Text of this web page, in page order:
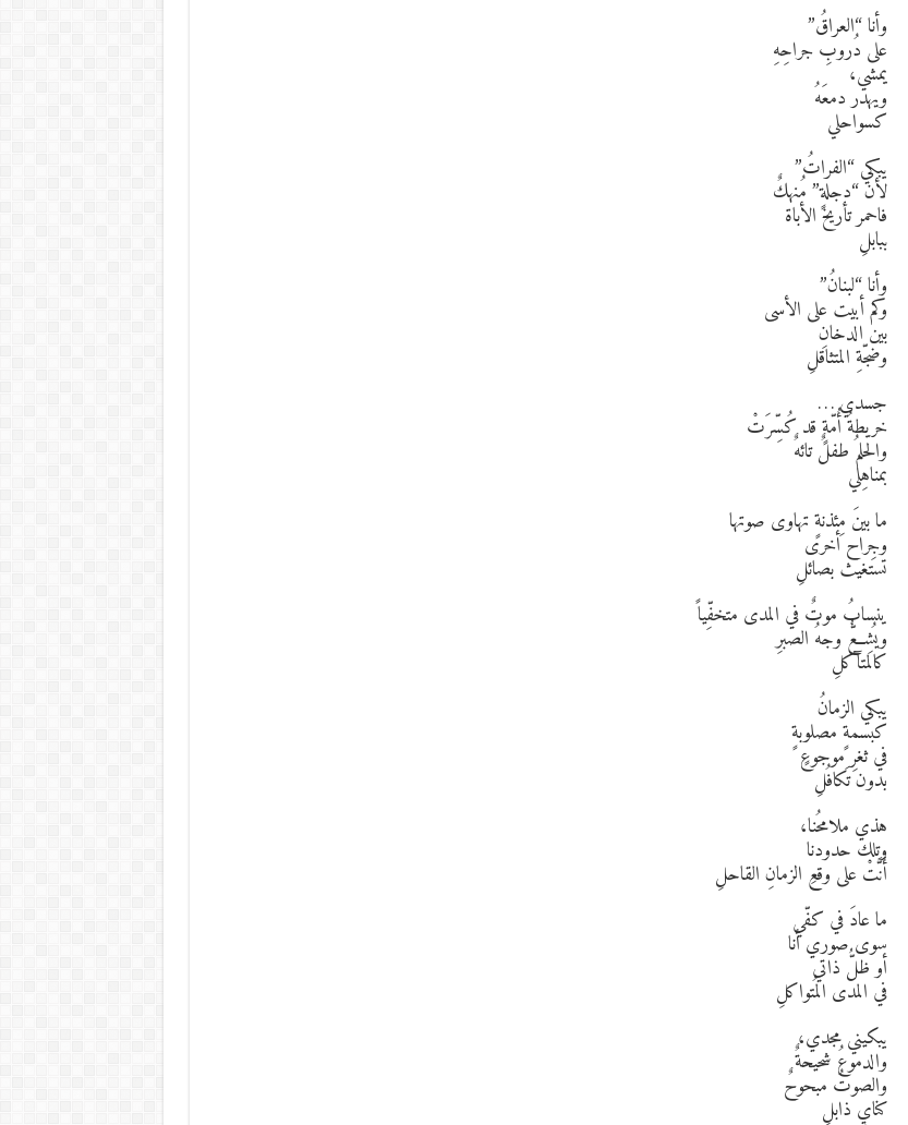
وأنا “العراقُ”
على دُروبِ جراحِهِ
يمشي،
ويهدر دمعَهُ
كسواحلي
يبكي “الفراتُ”
لأن “دجلةٍ” مُنهكٌ
فاحمر تأريخ الأباة
ببابلِ
وأنا “لبنانُ”
وكم أبيت على الأسى
بين الدخانِ
وضجّةِ المتثاقلِ
جسدي …
خريطةُ أُمّةٍ قد كُسِّرَتْ
والحلمُ طفلٌ تائهٌ
بمناهِلي
ما بينَ مِئذنةٍ تهاوى صوتها
وجِراح أخرى
تستغيث بصائلِ
ينسابُ موتٌ في المدى متخفِّياً
ويُشِعُّ وجهُ الصبرِ
كالمتآكلِ
يبكي الزمانُ
كبسمةٍ مصلوبةٍ
في ثغرِ موجوعٍ
بدون تَكافُلِ
هذي ملامحُنا،
وتلك حدودنا
أَنَّتْ على وقعِ الزمانِ القاحلِ
ما عادَ في كفّي
سوى صوري أنا
أو ظلُّ ذاتي
في المدى المُتواكلِ
يبكيني مجدي،
والدموعُ شحيحةٌ
والصوتُ مبحوحٌ
كنايٍ ذابلِ